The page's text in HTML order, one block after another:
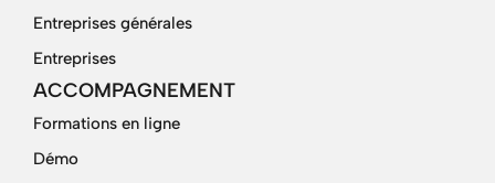
Entreprises générales
Entreprises
ACCOMPAGNEMENT
Formations en ligne
Démo